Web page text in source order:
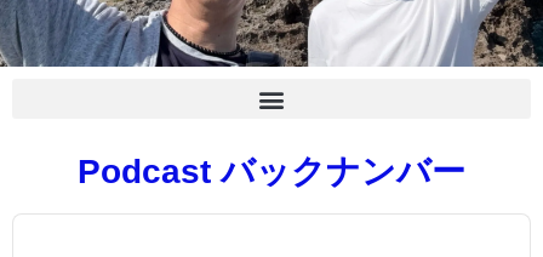
Podcast バックナンバー
Audio